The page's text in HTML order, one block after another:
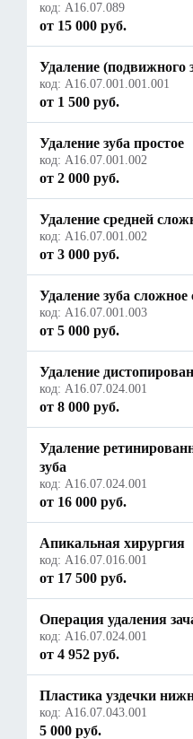
код: A16.07.089
от 15 000 руб.
Удаление (подвижного
код: A16.07.001.001.001
от 1 500 руб.
Удаление зуба простое
код: А16.07.001.002
от 2 000 руб.
Удаление средней
код: А16.07.001.002
от 3 000 руб.
Удаление зуба
код: А16.07.001.003
от 5 000 руб.
Удаление
код: A16.07.024.001
от 8 000 руб.
Удаление
зуба
код: A16.07.024.001
от 16 000 руб.
Апикальная хирургия
код: А16.07.016.001
от 17 500 руб.
Операция удаления
код: A16.07.024.001
от 4 952 руб.
Пластика уздечки
код: А16.07.043.001
5 000 руб.